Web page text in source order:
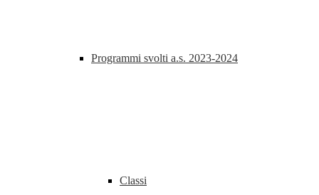
Programmi svolti a.s. 2023-2024
Classi